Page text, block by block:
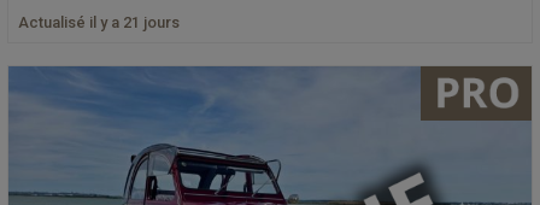
Actualisé il y a 21 jours